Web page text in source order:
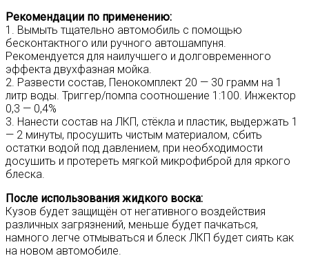
Рекомендации по применению:
1. Вымыть тщательно автомобиль с помощью
бесконтактного или ручного автошампуня.
Рекомендуется для наилучшего и долговременного
эффекта двухфазная мойка.
2. Развести состав, Пенокомплект 20 — 30 грамм на 1
литр воды. Триггер/помпа соотношение 1:100. Инжектор
0,3 — 0,4%
3. Нанести состав на ЛКП, стёкла и пластик, выдержать 1
— 2 минуты, просушить чистым материалом, сбить
остатки водой под давлением, при необходимости
досушить и протереть мягкой микрофиброй для яркого
блеска.
После использования жидкого воска:
Кузов будет защищён от негативного воздействия
различных загрязнений, меньше будет пачкаться,
намного легче отмываться и блеск ЛКП будет сиять как
на новом автомобиле.